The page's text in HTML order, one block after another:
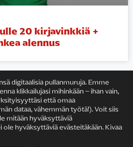
20 kirjavinkkiä +
alennus
KIRJAILIJAN TYÖ
digitaalisia pullanmuruja. Emme
klikkailujasi mihinkään – ihan vain,
että omaa
dataa, vähemmän työtä!). Voit siis
mitään hyväksyttäviä
hyväksyttäviä evästeitäkään. Kivaa